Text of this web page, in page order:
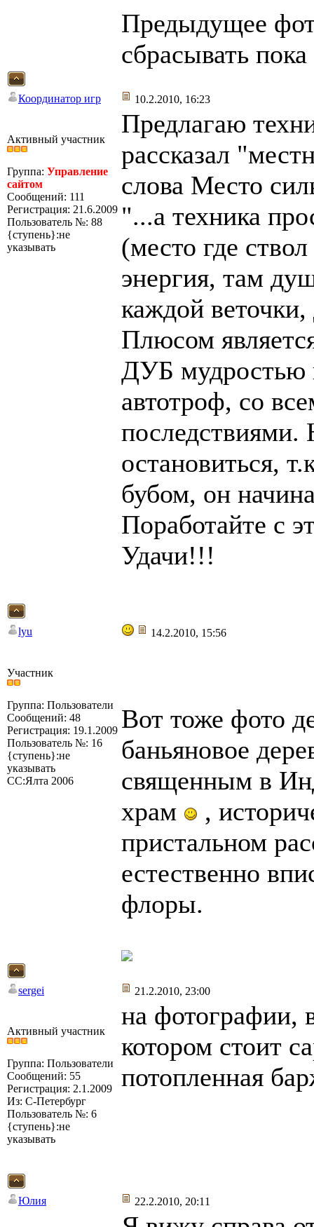
Предыдущее
сбрасывать
Координатор игр 10.2.2010, 16:23
Активный участник
Группа: Управление
сайтом
Сообщений: 111
Регистрация: 21.6.2009
Пользователь №: 88
{ступень}:не
указывать
Предлагаю
рассказал
слова Место
"...а техника
(место где
энергия, там
каждой веточки,
Плюсом
ДУБ мудростью
автотроф, со
остановиться,
бубом, он
Поработайте с
Удачи!!!
lyu 14.2.2010, 15:56
Участник
Группа: Пользователи
Сообщений: 48
Регистрация: 19.1.2009
Пользователь №: 16
{ступень}:не
указывать
СС:Ялта 2006
Вот тоже фото
баньяновое
священным в
храм
,
пристальном
естественно
флоры.
sergei 21.2.2010, 23:00
Активный участник
Группа: Пользователи
Сообщений: 55
Регистрация: 2.1.2009
Из: С-Петербург
Пользователь №: 6
{ступень}:не
указывать
на фотографии,
котором стоит
потопленная
Юлия 22.2.2010, 20:11